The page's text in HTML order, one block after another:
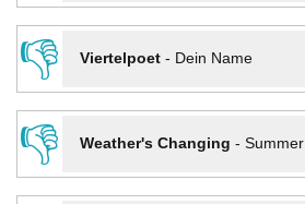
👎
Viertelpoet- Dein Name
👎
Weather's Changing - Summer